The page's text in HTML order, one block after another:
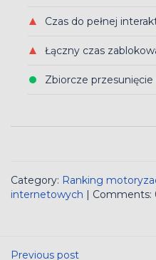
Czas do pełnej
Łączny czas
Zbiorcze przesunięcie
Category: Ranking
internetowych | Comments:
Previous post